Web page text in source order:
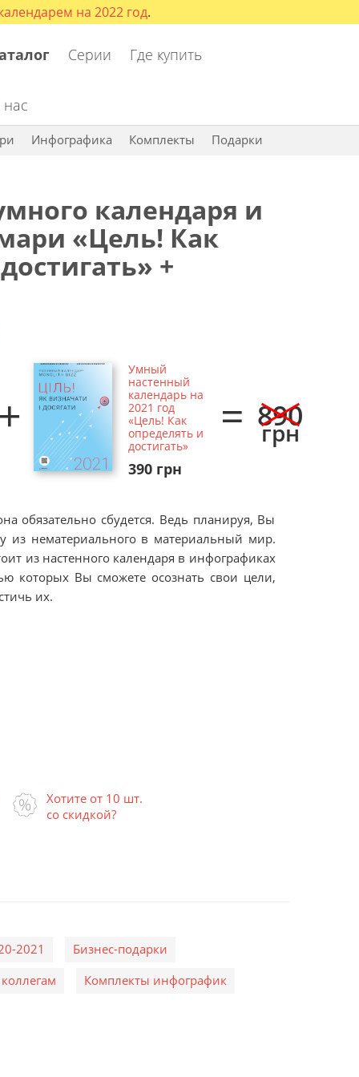
на 2022 год.
Серии Где купить
Инфографика Комплекты Подарки
календаря и
«Цель! Как
+
+
Умный
настенный
календарь на
2021 год
«Цель! Как
определять и
достигать»
390 грн
= 890
грн
обязательно сбудется. Ведь планируя, Вы
из нематериального в материальный мир.
изнастенного календаря в инфографиках
которых Вы сможете осознать свои цели,
их.
Хотите от 10 шт.
со скидкой?
2021
Бизнес-подарки
Комплекты инфографик